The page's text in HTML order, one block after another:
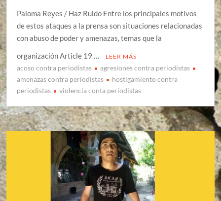
Paloma Reyes / Haz Ruido Entre los principales motivos
de estos ataques a la prensa son situaciones relacionadas
con abuso de poder y amenazas, temas que la
organización Article 19 …
LEER MÁS
acoso contra periodistas
agresiones contra periodistas
amenazas contra periodistas
hostigamiento contra
periodistas
violencia conta periodistas